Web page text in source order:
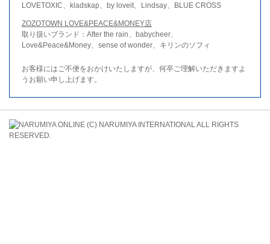
LOVETOXIC、kladskap、by loveit、Lindsay、BLUE CROSS
ZOZOTOWN LOVE&PEACE&MONEY店
取り扱いブランド：After the rain、babycheer、
Love&Peace&Money、sense of wonder、キリンのソフィ
お客様にはご不便をおかけいたしますが、何卒ご理解いただきますよ
うお願い申し上げます。